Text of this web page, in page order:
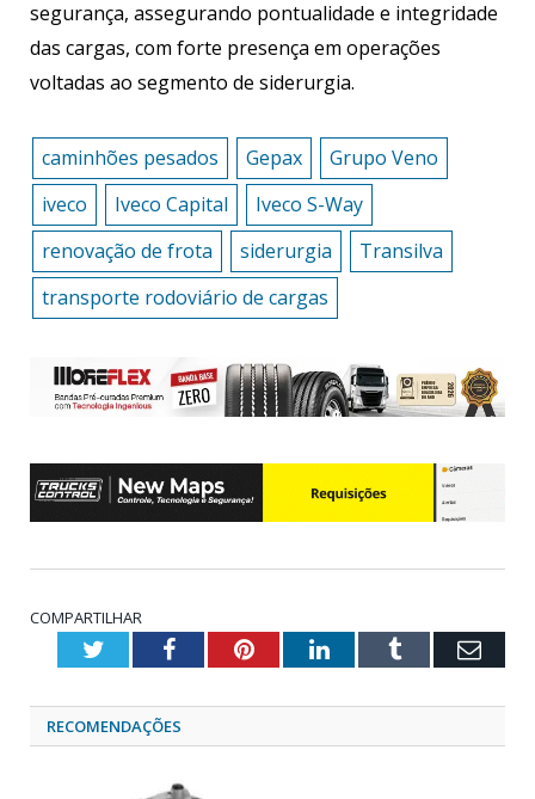
segurança, assegurando pontualidade e integridade
das cargas, com forte presença em operações
voltadas ao segmento de siderurgia.
caminhões pesados Gepax
Grupo Veno
iveco
Iveco Capital
Iveco S-Way
renovação de frota
siderurgia
Transilva
transporte rodoviário de cargas
COMPARTILHAR
TwitterFacebookPinterestLinkedInTumblr
RECOMENDAÇÕES